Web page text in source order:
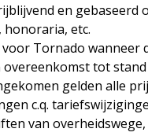
en
honoraria, etc.
Tornado
tot stand
gelden alle
c.q.
van